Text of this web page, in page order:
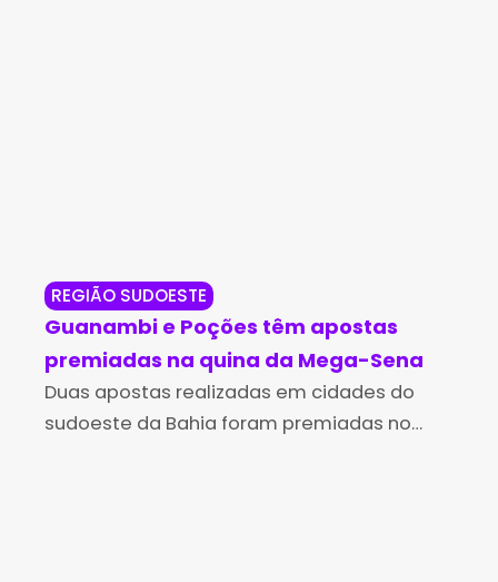
REGIÃO SUDOESTE
Guanambi e Poções têm apostas
premiadas na quina da Mega-Sena
Duas apostas realizadas em cidades do
sudoeste da Bahia foram premiadas no